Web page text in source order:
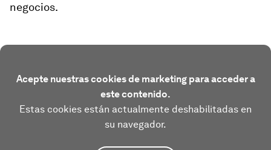
negocios.
Acepte nuestras cookies de marketing para acceder a
este contenido.
Estas cookies están actualmente deshabilitadas en
su navegador.